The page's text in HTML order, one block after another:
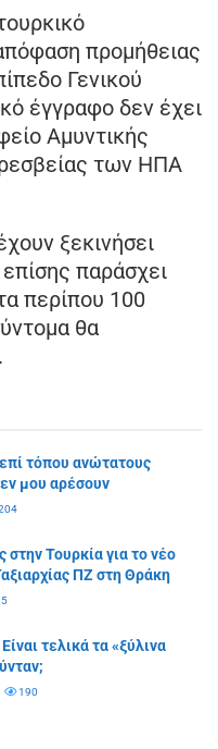
προμήθειας
Γενικού
έγγραφο δεν έχει
Αμυντικής
των ΗΠΑ
ξεκινήσει
παράσχει
περίπου 100
θα
τόπου ανώτατους
μου αρέσουν
στην Τουρκία για το νέο
ΠΖ στη Θράκη
τελικά τα «ξύλινα
190